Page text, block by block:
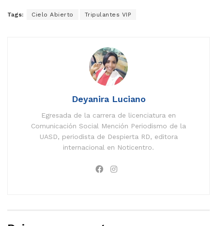
Tags: Cielo Abierto Tripulantes VIP
Deyanira Luciano
Egresada de la carrera de licenciatura en
Comunicación Social Mención Periodismo de la
UASD, periodista de Despierta RD, editora
internacional en Noticentro.